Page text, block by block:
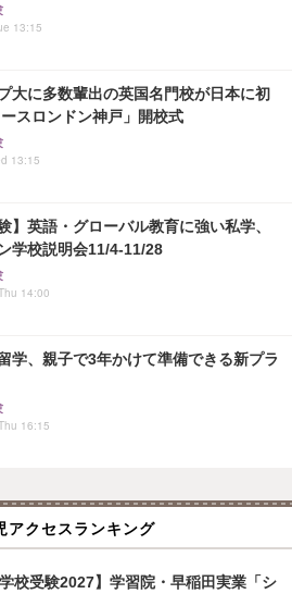
13:15
大に多数輩出の英国名門校が日本に初
スロンドン神戸」開校式
13:15
】英語・グローバル教育に強い私学、
学校説明会11/4-11/28
14:00
学、親子で3年かけて準備できる新プラ
16:15
アクセスランキング
学校受験2027】学習院・早稲田実業「シ